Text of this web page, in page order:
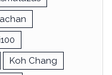
Koh Chang